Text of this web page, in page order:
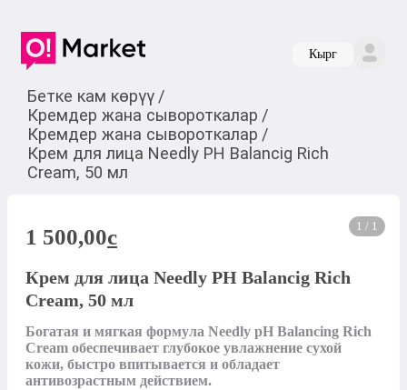
Кырг
Бетке кам көрүү /
Кремдер жана сывороткалар /
Кремдер жана сывороткалар /
Крем для лица Needly PH Balancig Rich
Cream, 50 мл
1 / 1
1 500,00c
Крем для лица Needly PH Balancig Rich
Cream, 50 мл
Богатая и мягкая формула Needly pH Balancing Rich
Cream обеспечивает глубокое увлажнение сухой
кожи, быстро впитывается и обладает
антивозрастным действием.